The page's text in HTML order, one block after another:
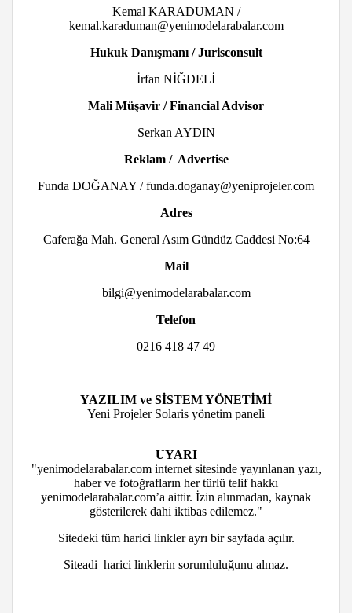
Kemal KARADUMAN /
kemal.karaduman@yenimodelarabalar.com
Hukuk Danışmanı / Jurisconsult
İrfan NİĞDELİ
Mali Müşavir / Financial Advisor
Serkan AYDIN
Reklam / Advertise
Funda DOĞANAY / funda.doganay@yeniprojeler.com
Adres
Caferağa Mah. General Asım Gündüz Caddesi No:64
Mail
bilgi@yenimodelarabalar.com
Telefon
0216 418 47 49
YAZILIM ve SİSTEM YÖNETİMİ
Yeni Projeler Solaris yönetim paneli
UYARI
"yenimodelarabalar.com internet sitesinde yayınlanan yazı,
haber ve fotoğrafların her türlü telif hakkı
yenimodelarabalar.com’a aittir. İzin alınmadan, kaynak
gösterilerek dahi iktibas edilemez."
Sitedeki tüm harici linkler ayrı bir sayfada açılır.
Siteadi harici linklerin sorumluluğunu almaz.